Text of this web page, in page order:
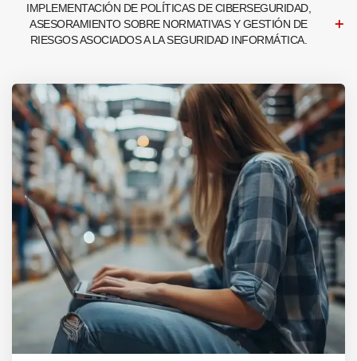
IMPLEMENTACIÓN DE POLÍTICAS DE CIBERSEGURIDAD,
ASESORAMIENTO SOBRE NORMATIVAS Y GESTIÓN DE
RIESGOS ASOCIADOS A LA SEGURIDAD INFORMÁTICA.